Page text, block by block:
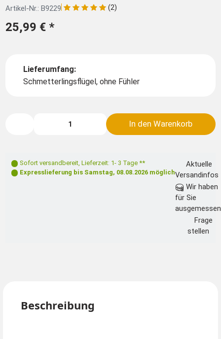
Artikel-Nr.: B9229 (2)
25,99 € *
Lieferumfang:
Schmetterlingsflügel, ohne Fühler
In den Warenkorb
Sofort versandbereit, Lieferzeit: 1- 3 Tage **
Expresslieferung bis Samstag, 08.08.2026 möglich
Aktuelle
Versandinfos
für Sie
ausgemessen
Frage
stellen
Beschreibung